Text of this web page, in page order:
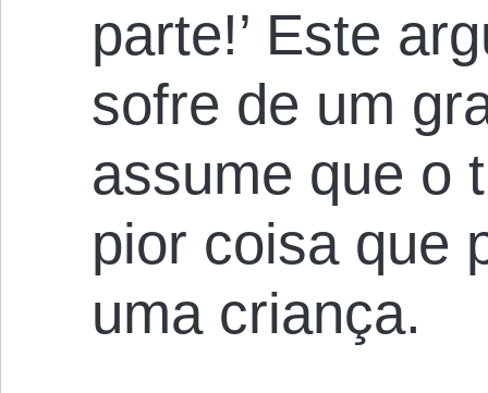
parte!’ Este
sofre de um
assume que o
pior coisa que
uma criança.